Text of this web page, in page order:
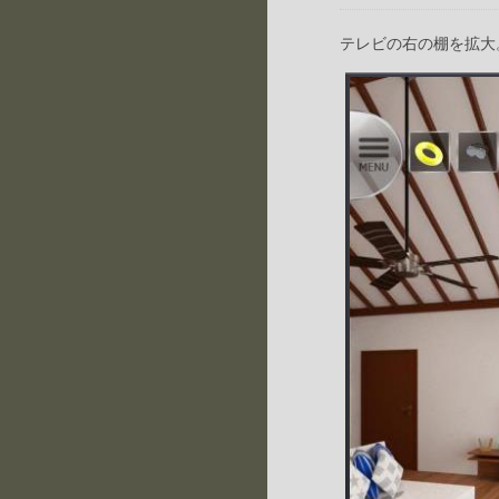
テレビの右の棚を拡大